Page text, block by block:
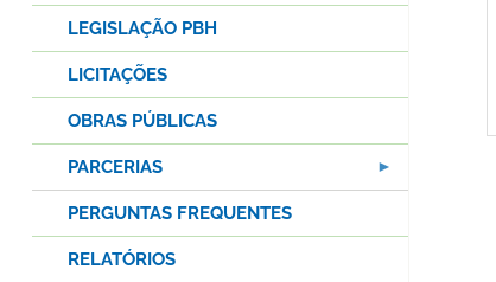
LEGISLAÇÃO PBH
LICITAÇÕES
OBRAS PÚBLICAS
PARCERIAS
PERGUNTAS FREQUENTES
RELATÓRIOS